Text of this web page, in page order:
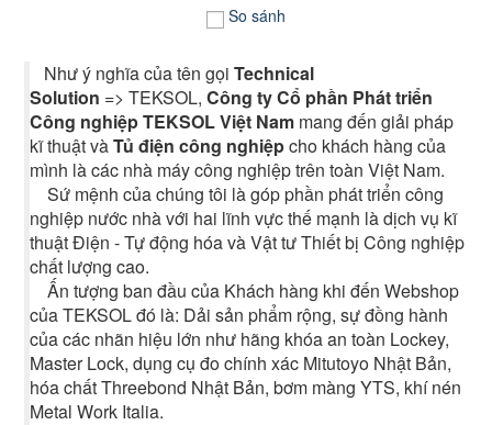
So sánh
Như ý nghĩa của tên gọiTechnical
Solution => TEKSOL,Công ty Cổ phần Phát triển
Công nghiệp TEKSOL Việt Nam mang đến giải pháp
kĩ thuật vàTủ điện công nghiệpcho khách hàng của
mình là các nhà máy công nghiệp trên toàn Việt Nam.
Sứ mệnh của chúng tôi là góp phần phát triển công
nghiệp nước nhà với hai lĩnh vực thế mạnh là dịch vụ kĩ
thuật Điện - Tự động hóa và Vật tư Thiết bị Công nghiệp
chất lượng cao.
Ấn tượng ban đầu của Khách hàng khi đến Webshop
của TEKSOL đó là: Dải sản phẩm rộng, sự đồng hành
của các nhãn hiệu lớn như hãng khóa an toàn Lockey,
Master Lock, dụng cụ đo chính xác Mitutoyo Nhật Bản,
hóa chất Threebond Nhật Bản, bơm màng YTS, khí nén
Metal Work Italia.